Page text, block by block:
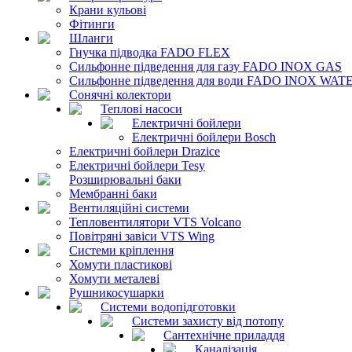
Крани кульові
Фітинги
Шланги
Гнучка підводка FADO FLEX
Сильфонне підведення для газу FADO INOX GAS
Сильфонне підведення для води FADO INOX
Сонячні колектори
Теплові насоси
Електричні бойлери
Електричні бойлери Bosch
Електричні бойлери Drazice
Електричні бойлери Tesy
Розширювальні баки
Мембранні баки
Вентиляційні системи
Тепловентилятори VTS Volcano
Повітряні завіси VTS Wing
Системи кріплення
Хомути пластикові
Хомути металеві
Рушникосушарки
Системи водопідготовки
Системи захисту від потопу
Сантехнічне приладдя
Каналізація